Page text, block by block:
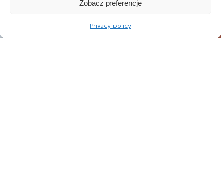
Zobacz preferencje
Privacy policy